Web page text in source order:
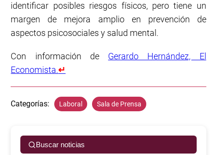
identificar posibles riesgos físicos, pero tiene un
margen de mejora amplio en prevención de
aspectos psicosociales y salud mental.
Con información de Gerardo Hernández, El
Economista.↵
Categorías: Laboral Sala de Prensa
Buscar noticias